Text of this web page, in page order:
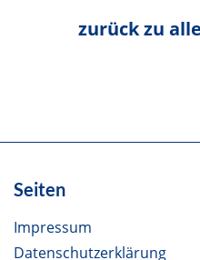
zurück zu
Seiten
Impressum
Datenschutzerklärung